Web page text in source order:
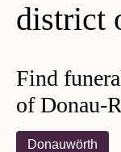
district
Find
of Donau-
Donauwörth